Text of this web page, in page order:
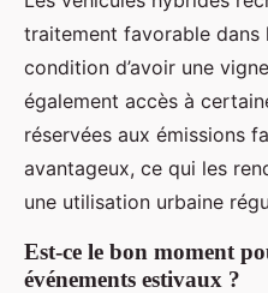
traitement favorable dans
condition d’avoir une
également accès à
réservées aux émissions
avantageux, ce qui les
une utilisation urbaine
Est-ce le bon moment
événements estivaux ?